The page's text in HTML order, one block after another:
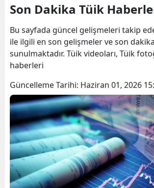
Son Dakika Tüik
Bu sayfada güncel gelişmeleri takip
ile ilgili en son gelişmeler ve son
sunulmaktadır. Tüik videoları, Tüik
haberleri
Güncelleme Tarihi: Haziran 01, 2026